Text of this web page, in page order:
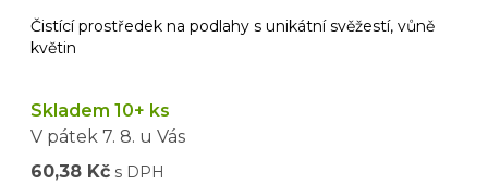
Čistící prostředek na podlahy s unikátní svěžestí, vůně
květin
Skladem 10+ ks
V pátek 7. 8. u Vás
60,38 Kč s DPH